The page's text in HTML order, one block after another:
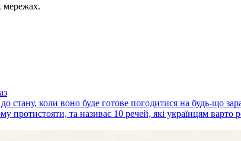
мережах.
стану, коли воно буде готове погодитися на будь-що
та називає 10 речей, які українцям